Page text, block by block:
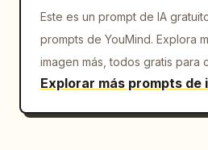
Este es un prompt de IA
prompts de YouMind. Explora
imagen más, todos gratis para
Explorar más prompts de